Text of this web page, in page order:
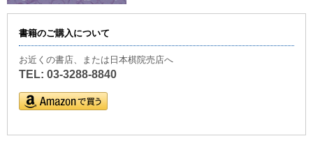
書籍のご購入について
お近くの書店、または日本棋院売店へ
TEL: 03-3288-8840